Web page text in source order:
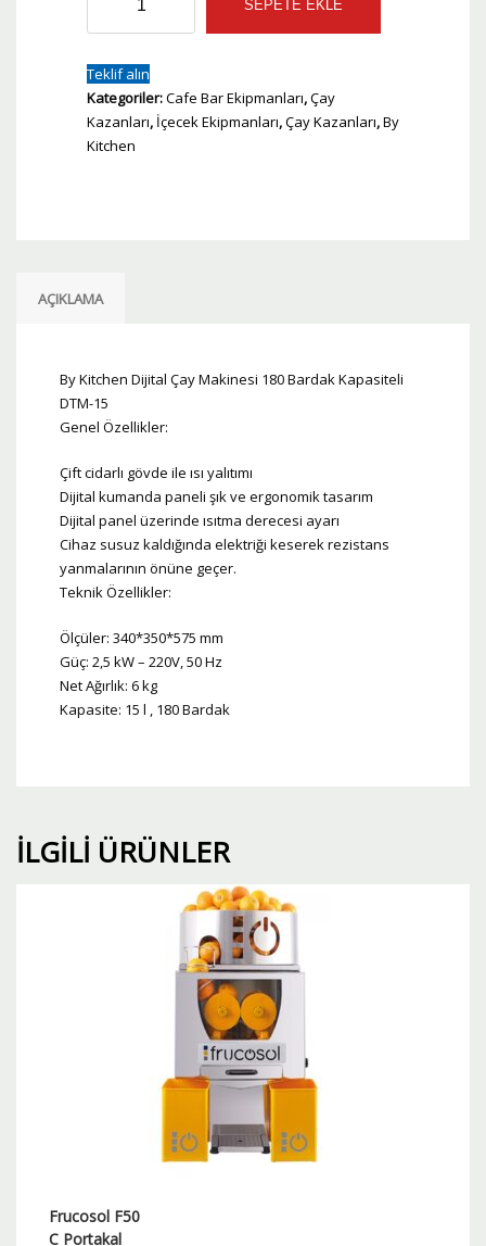
Dijital
Çay
Makinesi
180
Bardak
Kapasiteli
SEPETE EKLE
Teklif alın
Kategoriler:Cafe Bar Ekipmanları,Çay
Kazanları, İçecek Ekipmanları,Çay Kazanları,By
Kitchen
AÇIKLAMA
By Kitchen Dijital Çay Makinesi 180 Bardak Kapasiteli
DTM-15
Genel Özellikler:
Çift cidarlı gövde ile ısı yalıtımı
Dijital kumanda paneli şık ve ergonomik tasarım
Dijital panel üzerinde ısıtma derecesi ayarı
Cihaz susuz kaldığında elektriği keserek rezistans
yanmalarının önüne geçer.
Teknik Özellikler:
Ölçüler: 340*350*575 mm
Güç: 2,5 kW – 220V, 50 Hz
Net Ağırlık: 6 kg
Kapasite: 15 l , 180 Bardak
İLGILI ÜRÜNLER
Frucosol F50
C Portakal